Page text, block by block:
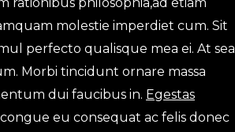
molestie imperdiet cum. Sit
perfecto qualisque mea ei. At sea
Morbi tincidunt ornare massa
dui faucibus in. Egestas
eu consequat ac felis donec